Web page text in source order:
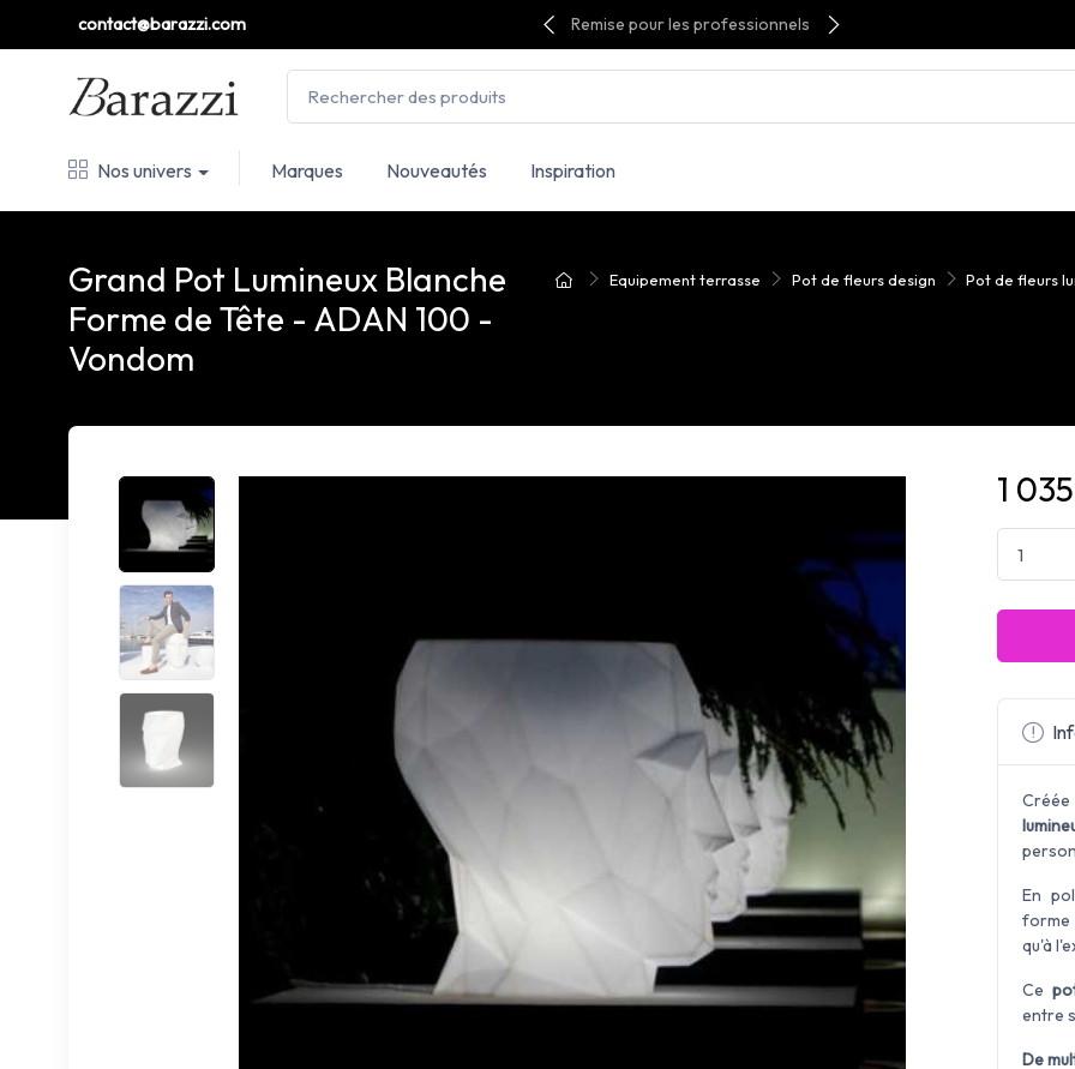
contact@barazzi.com Remise pour les professionnels
Nos univers Marques Nouveautés Inspiration
Equipement terrasse Pot de fleurs design Pot de fleurs
Grand Pot Lumineux Blanche
Forme de Tête - ADAN 100 -
Vondom
1
En
forme
qu'à
Ce
entre
De